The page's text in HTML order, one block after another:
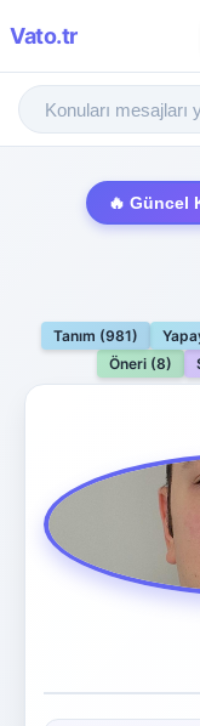
Vato.tr
🔥 Güncel
Tanım (981)
Öneri (8)